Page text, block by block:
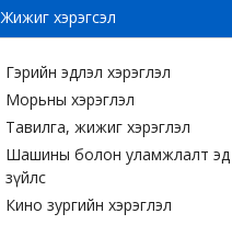
Жижиг хэрэгсэл
Гэрийн эдлэл хэрэглэл
Морьны хэрэглэл
Тавилга, жижиг хэрэглэл
Шашины болон уламжлалт эд
зүйлс
Кино зургийн хэрэглэл